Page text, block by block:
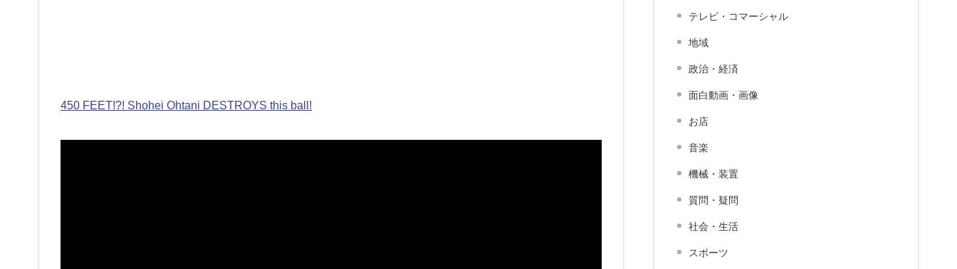
450 FEET!?! Shohei Ohtani DESTROYS this ball!
テレビ・コマーシャル
地域
政治・経済
面白動画・画像
お店
音楽
機械・装置
質問・疑問
社会・生活
スポーツ